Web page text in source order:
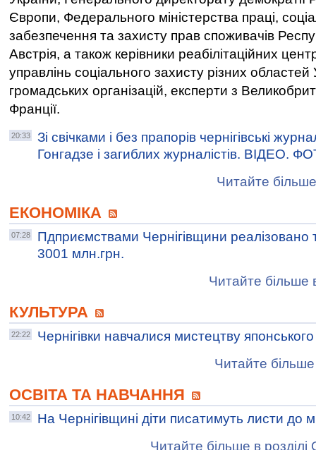
Європи, Федерального міністерства праці,
забезпечення та захисту прав споживачів
Австрія, а також керівники реабілітаційних
управлінь соціального захисту різних областей
громадських організацій, експерти з
Франції.
20:33
Зі свічками і без прапорів чернігівські
Гонгадзе і загиблих журналістів. ВІДЕО.
Читайте
ЕКОНОМІКА
07:28
Пдприємствами Чернігівщини реалізовано
3001 млн.грн.
Читайте більше
КУЛЬТУРА
22:22
Чернігівки навчалися мистецтву
Читайте більше
ОСВІТА ТА НАВЧАННЯ
10:42
На Чернігівщині діти писатимуть листи до
Читайте більше в розділі